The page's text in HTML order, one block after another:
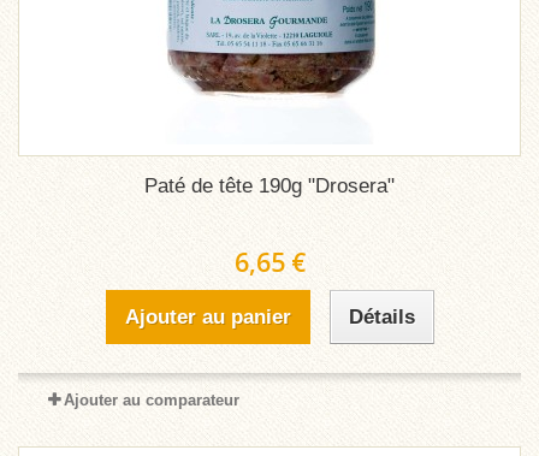
Paté de tête 190g "Drosera"
6,65 €
Ajouter au panier Détails
Ajouter au comparateur